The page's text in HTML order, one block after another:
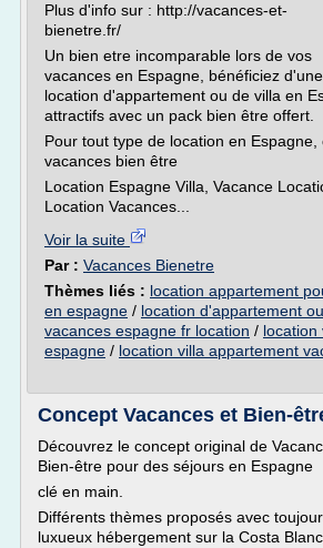
Plus d'info sur : http://vacances-et-
bienetre.fr/
Un bien etre incomparable lors de vos
vacances en Espagne, bénéficiez d'une
location d'appartement ou de villa en
attractifs avec un pack bien être offert.
Pour tout type de location en Espagne,
vacances bien être
Location Espagne Villa, Vacance
Location Vacances...
Voir la suite
Par : Vacances Bienetre
Thèmes liés : location appartement
en espagne / location d'appartement
vacances espagne fr location / location
espagne / location villa appartement
Concept Vacances et Bien-
Découvrez le concept original de
Bien-être pour des séjours en Espagne
clé en main.
Différents thèmes proposés avec
luxueux hébergement sur la Costa